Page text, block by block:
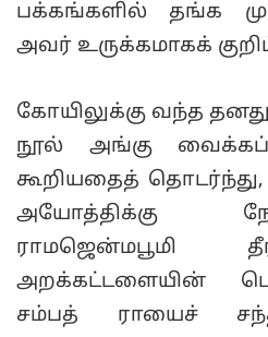
பக்கங்களில் தங்க
அவர் உருக்கமாகக்
கோயிலுக்கு வந்த
நூல் அங்கு
கூறியதைத்
அயோத்திக்கு
ராமஜென்மபூமி
அறக்கட்டளையின்
சம்பத் ராயைச்